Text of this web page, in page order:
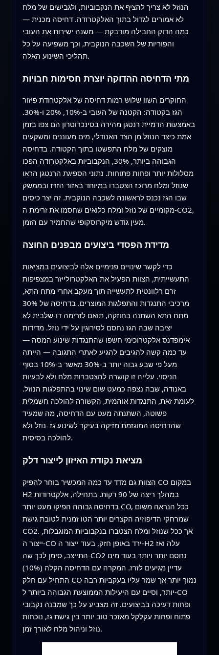
הנוזל לא צריך להציף את הנקבוביות, ולגבישים של מלח
לא אמורים לגדול בתוך האלקטרודה. דחיסה מכנית —
כמה הדוק החבילה מודבקת — משנה ישירות את העובי
והפוריות של השכבה הנוקבית, וכך משפיעה על כל
תהליכי השינוע האלה.
מתי הדחיסה ההדוקה יוצרת חסימות חבויות
החוקרים השוו שלוש רמות דחיסה של אלקטרודת פיזור
הגז בקטודה: הקטנה של העובי ב-10%, 20% ו-30%.
באמצעות הדמיית רנטגן מהירה בסינכרוטרון הם צפו בזמן
אמת כיצד הנוזל מן הצד האנודלי, מים מעוננים ומשקעים
מוצקים של מלח התפשטו בתוך הקטודה. בדחיסה
הגבוהה ביותר, 30%, הנקבוביות באלקטרודה הפכו
מסלולות יותר ופחות פתוחות. נתוני הספיגת הרנטגן הראו
שנוזל ומלח מרוכז הצטברו במיוחד באזור הזרז ובממשק
שבו הגז נכנס לראשונה לשכבה הנוקבית. זה יצר כיסים
מקומיים של נוזל ומלח כלואים שחסמו את זרימת ה-CO2,
מעין גודש מיקרוסקופי שהחמיר עם הזמן.
מדידת הפסדי ביצועים מבפנים החוצה
כדי לקשר שינויים פנימיים אלה לביצועים במציאות
התעשייתית, הצוות הפעיל את האלקטרולייזר במצפיפות
זרם רלוונטית לתעשייה תוך מעקב אחרי מתח התא,
מרכיבי התנגדות והתפלגות המוצרים. בדחיסה של 30%
מתח התא השתנה בחוזקה, תואם לזרימה דו-שלבית לא
יציבה שבה הגז נחסם לסירוגין על ידי נוזל. מדידות
אימפדנס אלקטרוכימי חשפו שהתנגדות שינוע המסה —
עד כמה קשה להגיבים להגיע לאתרי התגובה — הייתה
מעל פי שבע גבוה יותר ב-30% מאשר ב-10% בסוף
הניסוי. עלייה זו קושרה להצטברות מלח ולא לבעיות
באנודה, שבה נצפה כמעט שום שינוי בהתפלגות הנוזל.
לעומת זאת, התנגדות אוהמית, הקשורה להולכה חשמלית
פשוטה, השתנתה מעט עם הדחיסה, מה שמעיד
שהדחיסה המוגזמת מזיקה בעיקר לשינוע גז–נוזל ולא
להולכה בסיסית.
מציאת נקודת האיזון לייצור דלק
הצוות גם מדד עד כמה המכשיר בוחר להפיק CO במקום
H2 במהלך ריצה של 90 דקות. בתחילה, אלקטרודות
בדחיסה גבוהה הפיקו מעט יותר CO, ככל הנראה משום
שמרחקי הדיפוזיה הקצרים יותר הטו זמנית לטובת גישת
CO2. אך ככל שנוזל ומלח הצטברו בנקבוביות המוגבלות,
ייצור ה-CO ירד באופן חזק, בעוד ייצור ה-H2 עלה ואז
התייצב, סימן לכך שה-CO2 נחסם יותר ויותר בעוד מים
עדיין מגיעים לזרז. המקרה עם הדחיסה הקלה (10%)
התחיל עם חלק CO נמוך יותר אך שמר עליו בעקביות רבה
יותר, וסיים עם היעילות הממוצעת הגבוהה ביותר ל-CO
ופחות דעיכה בביצועים. זה מצביע על כך שמבנה נקבובי
פתוח ופחות עקלקל מאזכר טוב יותר בין גישת גז, נוכחות
נוזל וניהול מלח לאורך זמן.